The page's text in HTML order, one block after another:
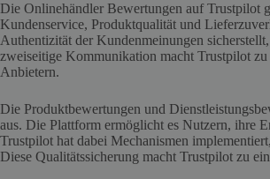
Die Onlinehändler Bewertungen auf Trustpilot
Kundenservice, Produktqualität und
Authentizität der Kundenmeinungen
zweiseitige Kommunikation macht Trustpilot
Anbietern.
Die Produktbewertungen und
aus. Die Plattform ermöglicht es Nutzern, ihre
Trustpilot hat dabei Mechanismen
Diese Qualitätssicherung macht Trustpilot zu